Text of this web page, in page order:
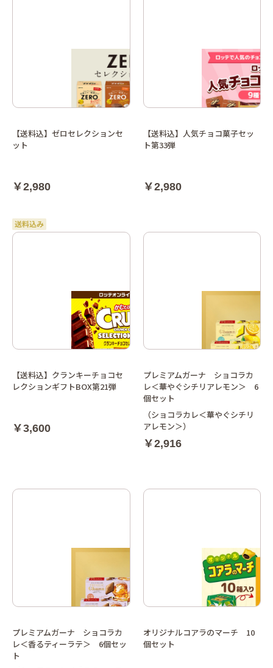
【送料込】ゼロセレクションセ
ット
￥2,980
【送料込】人気チョコ菓子セッ
ト第33弾
￥2,980
【送料込】クランキーチョコセ
レクションギフトBOX第21弾
￥3,600
プレミアムガーナ ショコラカ
レ＜華やぐシチリアレモン＞ 6
個セット
（ショコラカレ＜華やぐシチリ
アレモン＞）
￥2,916
プレミアムガーナ ショコラカ
レ＜香るティーラテ＞ 6個セッ
ト
オリジナルコアラのマーチ 10
個セット